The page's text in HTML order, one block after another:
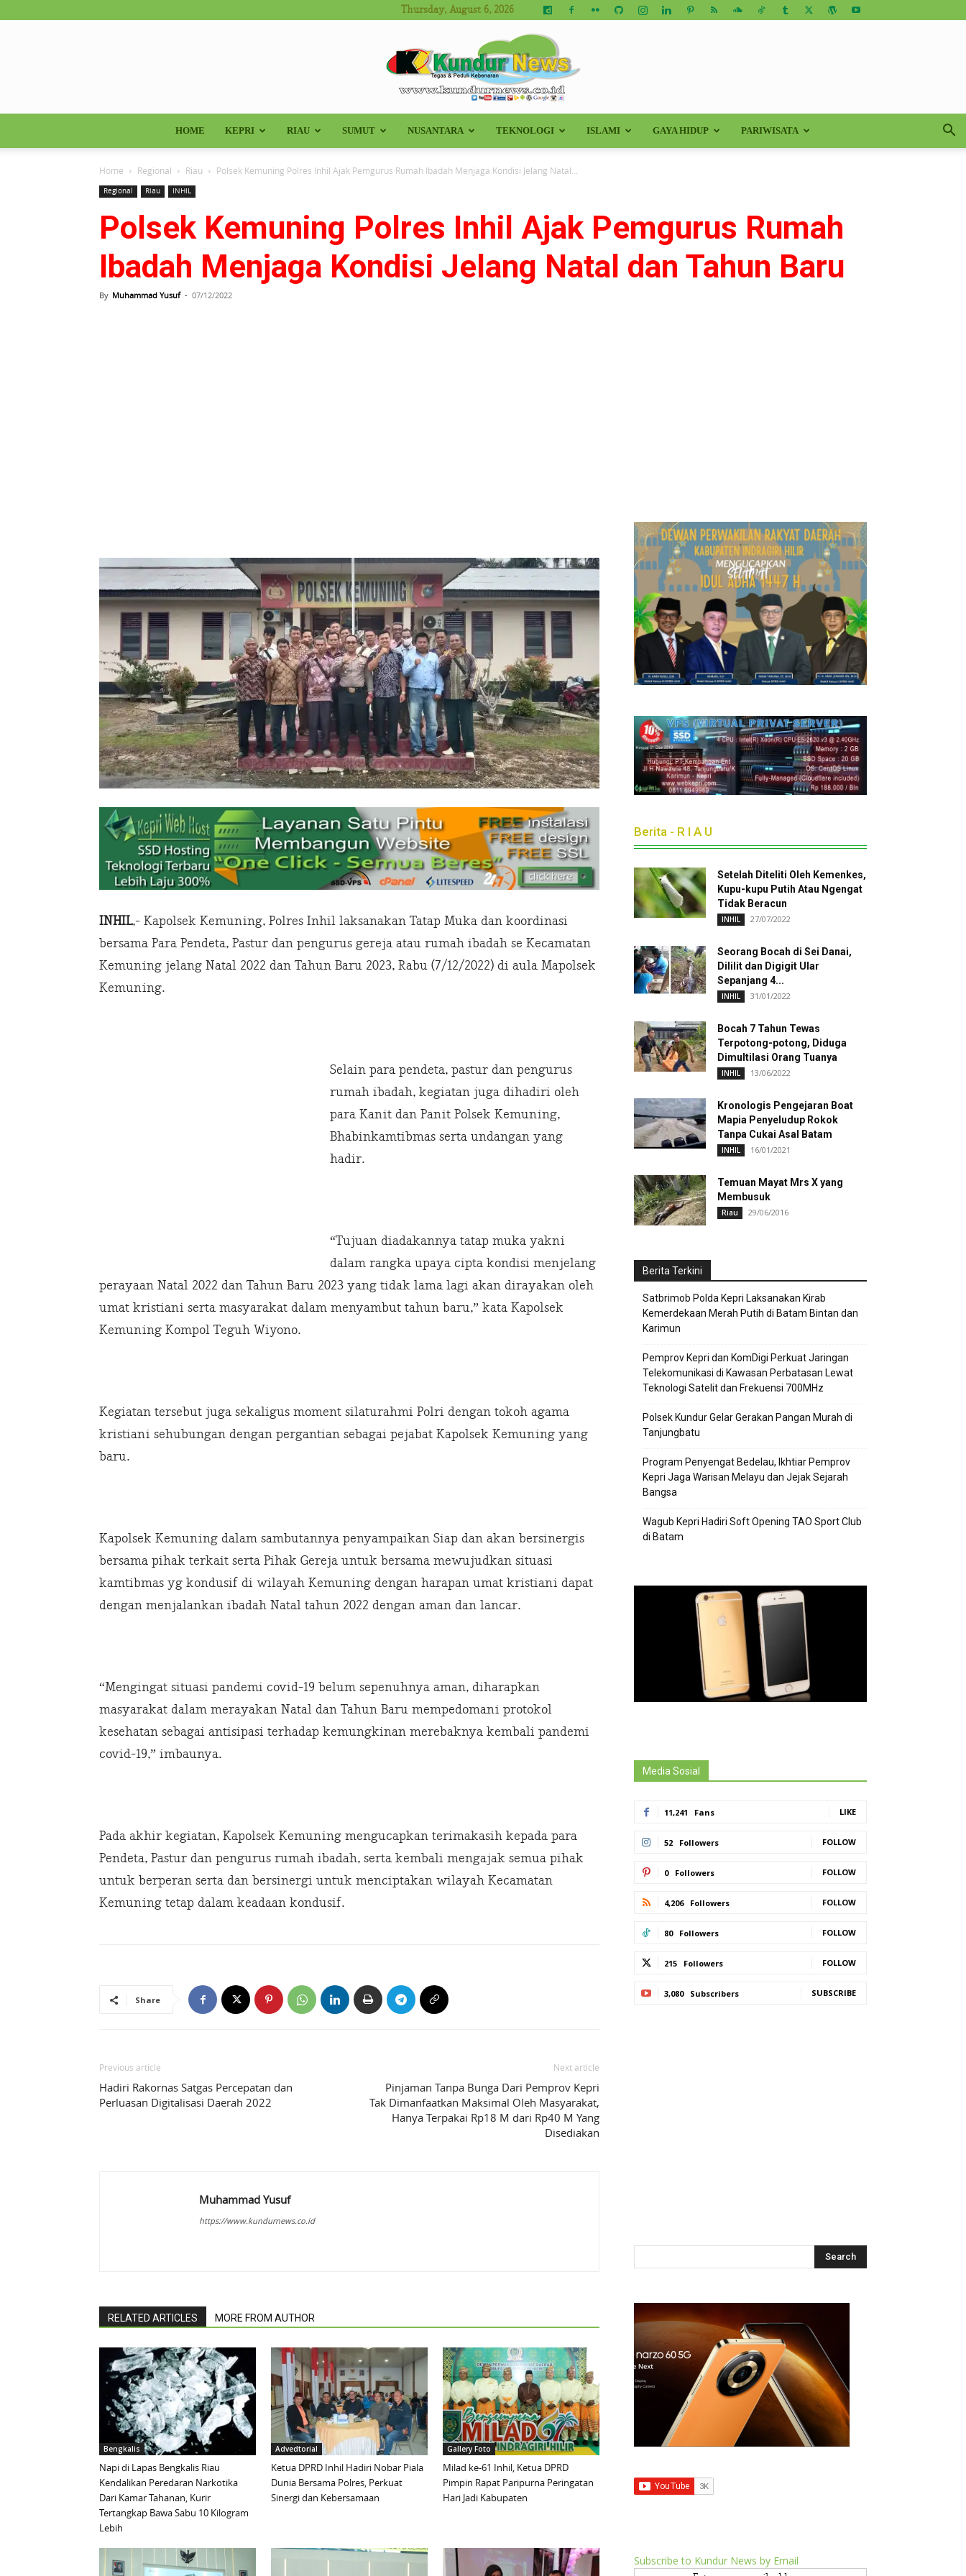
Thursday, August 6, 2026
Kundur
News
HOME KEPRI RIAU SUMUT NUSANTARA TEKNOLOGI ISLAMI GAYA HIDUP PARIWISATA
Home Regional Riau Polsek Kemuning Polres Inhil Ajak Pemgurus Rumah Ibadah Menjaga Kondisi Jelang Natal...
Regional Riau INHIL
Polsek Kemuning Polres Inhil Ajak Pemgurus Rumah
Ibadah Menjaga Kondisi Jelang Natal dan Tahun Baru
By Muhammad Yusuf - 07/12/2022
INHIL,- Kapolsek Kemuning, Polres Inhil laksanakan Tatap Muka dan koordinasi
bersama Para Pendeta, Pastur dan pengurus gereja atau rumah ibadah se Kecamatan
Kemuning jelang Natal 2022 dan Tahun Baru 2023, Rabu (7/12/2022) di aula Mapolsek
Kemuning.
Selain para pendeta, pastur dan pengurus
rumah ibadah, kegiatan juga dihadiri oleh
para Kanit dan Panit Polsek Kemuning,
Bhabinkamtibmas serta undangan yang
hadir.
“Tujuan diadakannya tatap muka yakni
dalam rangka upaya cipta kondisi menjelang
perayaan Natal 2022 dan Tahun Baru 2023 yang tidak lama lagi akan dirayakan oleh
umat kristiani serta masyarakat dalam menyambut tahun baru,” kata Kapolsek
Kemuning Kompol Teguh Wiyono.
Kegiatan tersebut juga sekaligus moment silaturahmi Polri dengan tokoh agama
kristiani sehubungan dengan pergantian sebagai pejabat Kapolsek Kemuning yang
baru.
Kapolsek Kemuning dalam sambutannya penyampaikan Siap dan akan bersinergis
bersama pihak terkait serta Pihak Gereja untuk bersama mewujudkan situasi
kamtibmas yg kondusif di wilayah Kemuning dengan harapan umat kristiani dapat
dengan menjalankan ibadah Natal tahun 2022 dengan aman dan lancar.
“Mengingat situasi pandemi covid-19 belum sepenuhnya aman, diharapkan
masyarakat dalam merayakan Natal dan Tahun Baru mempedomani protokol
kesehatan sebagai antisipasi terhadap kemungkinan merebaknya kembali pandemi
covid-19,” imbaunya.
Pada akhir kegiatan, Kapolsek Kemuning mengucapkan terimakasih kepada para
Pendeta, Pastur dan pengurus rumah ibadah, serta kembali mengajak semua pihak
untuk berperan serta dan bersinergi untuk menciptakan wilayah Kecamatan
Kemuning tetap dalam keadaan kondusif.
Share
Previous article
Hadiri Rakornas Satgas Percepatan dan
Perluasan Digitalisasi Daerah 2022
Next article
Pinjaman Tanpa Bunga Dari Pemprov Kepri
Tak Dimanfaatkan Maksimal Oleh Masyarakat,
Hanya Terpakai Rp18 M dari Rp40 M Yang
Disediakan
Muhammad Yusuf
https://www.kundurnews.co.id
RELATED ARTICLES MORE FROM AUTHOR
Bengkalis
Napi di Lapas Bengkalis Riau
Kendalikan Peredaran Narkotika
Dari Kamar Tahanan, Kurir
Tertangkap Bawa Sabu 10 Kilogram
Lebih
Advedtorial
Ketua DPRD Inhil Hadiri Nobar Piala
Dunia Bersama Polres, Perkuat
Sinergi dan Kebersamaan
Gallery Foto
Milad ke-61 Inhil, Ketua DPRD
Pimpin Rapat Paripurna Peringatan
Hari Jadi Kabupaten
Berita - R I A U
Setelah Diteliti Oleh Kemenkes,
Kupu-kupu Putih Atau Ngengat
Tidak Beracun
INHIL 27/07/2022
Seorang Bocah di Sei Danai,
Dililit dan Digigit Ular
Sepanjang 4...
INHIL 31/01/2022
Bocah 7 Tahun Tewas
Terpotong-potong, Diduga
Dimultilasi Orang Tuanya
INHIL 13/06/2022
Kronologis Pengejaran Boat
Mapia Penyeludup Rokok
Tanpa Cukai Asal Batam
INHIL 16/01/2021
Temuan Mayat Mrs X yang
Membusuk
Riau 29/06/2016
Berita Terkini
Satbrimob Polda Kepri Laksanakan Kirab
Kemerdekaan Merah Putih di Batam Bintan dan
Karimun
Pemprov Kepri dan KomDigi Perkuat Jaringan
Telekomunikasi di Kawasan Perbatasan Lewat
Teknologi Satelit dan Frekuensi 700MHz
Polsek Kundur Gelar Gerakan Pangan Murah di
Tanjungbatu
Program Penyengat Bedelau, Ikhtiar Pemprov
Kepri Jaga Warisan Melayu dan Jejak Sejarah
Bangsa
Wagub Kepri Hadiri Soft Opening TAO Sport Club
di Batam
Media Sosial
11,241 Fans LIKE
52 Followers FOLLOW
0 Followers FOLLOW
4,206 Followers FOLLOW
80 Followers FOLLOW
215 Followers FOLLOW
3,080 Subscribers SUBSCRIBE
Subscribe to Kundur News by Email